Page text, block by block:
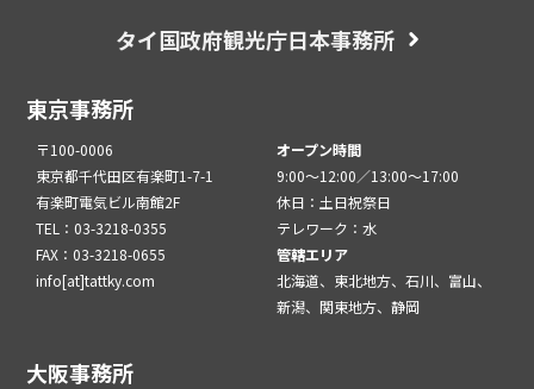
タイ国政府観光庁日本事務所
東京事務所
〒100-0006
東京都千代田区有楽町1-7-1
有楽町電気ビル南館2F
TEL：03-3218-0355
FAX：03-3218-0655
info[at]tattky.com
オープン時間
9:00～12:00／13:00～17:00
休日：土日祝祭日
テレワーク：水
管轄エリア
北海道、東北地方、石川、富山、
新潟、関東地方、静岡
大阪事務所